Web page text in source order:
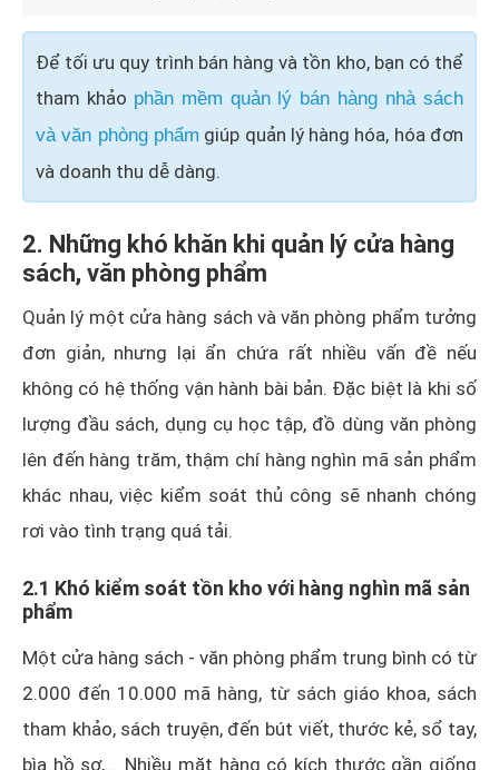
Để tối ưu quy trình bán hàng và tồn kho, bạn có thể
tham khảo phần mềm quản lý bán hàng nhà sách
và văn phòng phẩm giúp quản lý hàng hóa, hóa đơn
và doanh thu dễ dàng.
2. Những khó khăn khi quản lý cửa hàng
sách, văn phòng phẩm
Quản lý một cửa hàng sách và văn phòng phẩm tưởng
đơn giản, nhưng lại ẩn chứa rất nhiều vấn đề nếu
không có hệ thống vận hành bài bản. Đặc biệt là khi số
lượng đầu sách, dụng cụ học tập, đồ dùng văn phòng
lên đến hàng trăm, thậm chí hàng nghìn mã sản phẩm
khác nhau, việc kiểm soát thủ công sẽ nhanh chóng
rơi vào tình trạng quá tải.
2.1 Khó kiểm soát tồn kho với hàng nghìn mã sản
phẩm
Một cửa hàng sách - văn phòng phẩm trung bình có từ
2.000 đến 10.000 mã hàng, từ sách giáo khoa, sách
tham khảo, sách truyện, đến bút viết, thước kẻ, sổ tay,
bìa hồ sơ,... Nhiều mặt hàng có kích thước gần giống